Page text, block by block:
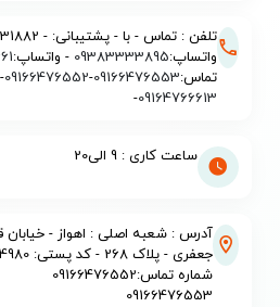
واتساپ:09383333895 - واتساپ:
تماس:09166476553
-
09166476552
-
09164766613
-
ساعت کاری : 9 الی20
آدرس : شعبه اصلی : اهواز - خیابان
جعفری - پلاک 268 - کد پستی: 6194914980
شماره تماس:09166476552
09166476553